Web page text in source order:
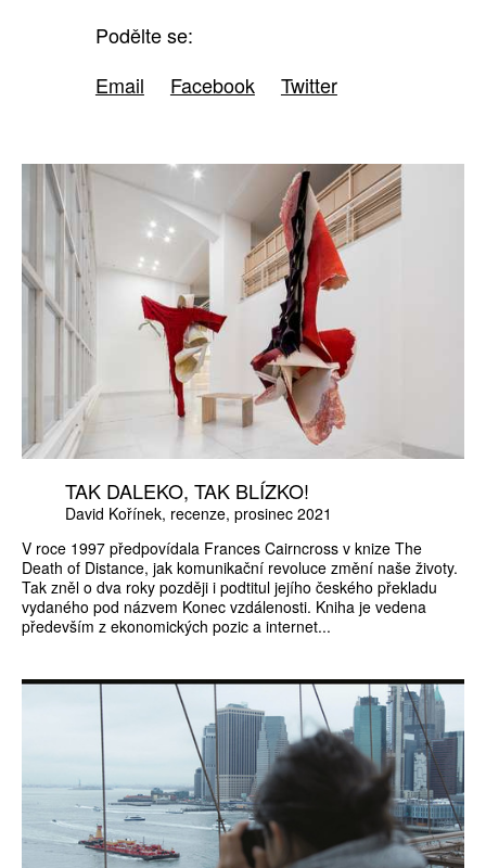
Podělte se:
Email
Facebook Twitter
TAK DALEKO, TAK BLÍZKO!
David Kořínek recenze prosinec 2021
V roce 1997 předpovídala Frances Cairncross v knize The
Death of Distance, jak komunikační revoluce změní naše životy.
Tak zněl o dva roky později i podtitul jejího českého překladu
vydaného pod názvem Konec vzdálenosti. Kniha je vedena
především z ekonomických pozic a internet...